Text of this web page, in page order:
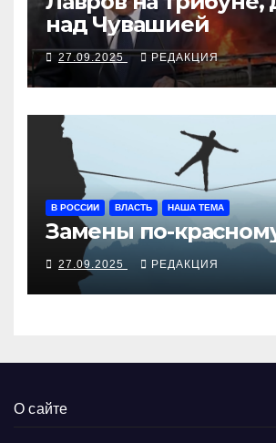
над Чувашией
27.09.2025 РЕДАКЦИЯ
В РОССИИ ВЛАСТЬ НАША ТЕМА
Замены по-
27.09.2025 РЕДАКЦИЯ
О сайте